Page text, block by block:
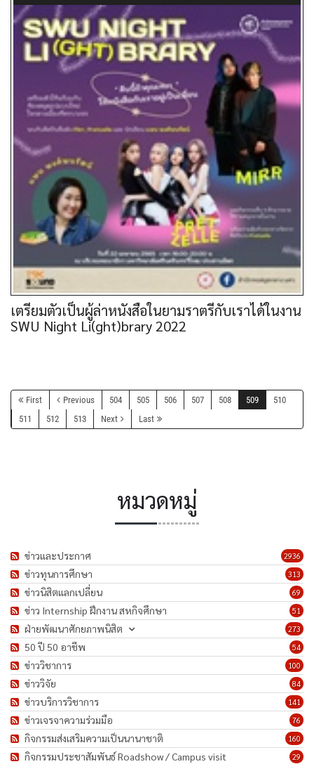
เตรียมตัวเป็นผู้ล่าหนังสือในยามราตรีกับเราได้ในงาน
SWU Night Li(ght)brary 2022
First Previous 504 505 506 507 508 509
510
511
512 513 Next Last
หมวดหมู่
2936
ข่าวและประกาศ
313
ข่าวทุนการศึกษา
69
ข่าวนิสิตแลกเปลี่ยน
51
ข่าว Internship ฝึกงาน สหกิจศึกษา
273
ฝ่ายพัฒนาศักยภาพนิสิต
54
50 ปี 50 อาชีพ
100
ข่าววิชาการ
84
ข่าววิจัย
141
ข่าวบริการวิชาการ
76
ข่าวเจรจาความร่วมมือ
160
กิจกรรมส่งเสริมความเป็นนานาชาติ
29
กิจกรรมประชาสัมพันธ์ Roadshow / Campus visit